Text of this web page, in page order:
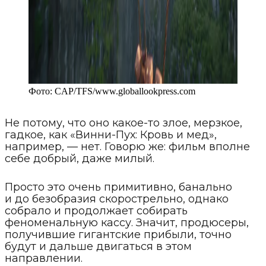
Фото: CAP/TFS/www.globallookpress.com
Не потому, что оно какое-то злое, мерзкое,
гадкое, как «Винни-Пух: Кровь и мед»,
например, — нет. Говорю же: фильм вполне
себе добрый, даже милый.
Просто это очень примитивно, банально
и до безобразия скорострельно, однако
собрало и продолжает собирать
феноменальную кассу. Значит, продюсеры,
получившие гигантские прибыли, точно
будут и дальше двигаться в этом
направлении.